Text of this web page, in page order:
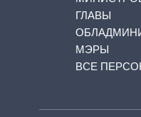
ГЛАВЫ
МЭРЫ
ВСЕ